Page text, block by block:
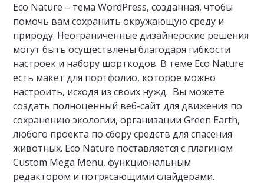
Eco Nature – тема WordPress, созданная, чтобы
помочь вам сохранить окружающую среду и
природу. Неограниченные дизайнерские решения
могут быть осуществлены благодаря гибкости
настроек и набору шорткодов. В теме Eco Nature
есть макет для портфолио, которое можно
настроить, исходя из своих нужд. Вы можете
создать полноценный веб-сайт для движения по
сохранению экологии, организации Green Earth,
любого проекта по сбору средств для спасения
животных. Eco Nature поставляется с плагином
Custom Mega Menu, функциональным
редактором и потрясающими слайдерами.